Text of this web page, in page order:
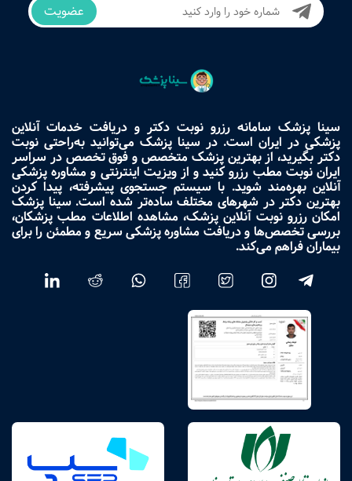
عضویت
سینا پزشک سامانه رزرو نوبت دکتر و دریافت خدمات آنلاین
پزشکی در ایران است. در سینا پزشک می‌توانید به‌راحتی نوبت
دکتر بگیرید، از بهترین پزشک متخصص و فوق تخصص در سراسر
ایران نوبت مطب رزرو کنید و از ویزیت اینترنتی و مشاوره پزشکی
آنلاین بهره‌مند شوید. با سیستم جستجوی پیشرفته، پیدا کردن
بهترین دکتر در شهرهای مختلف ساده‌تر شده است. سینا پزشک
امکان رزرو نوبت آنلاین پزشک، مشاهده اطلاعات مطب پزشکان،
بررسی تخصص‌ها و دریافت مشاوره پزشکی سریع و مطمئن را برای
بیماران فراهم می‌کند.